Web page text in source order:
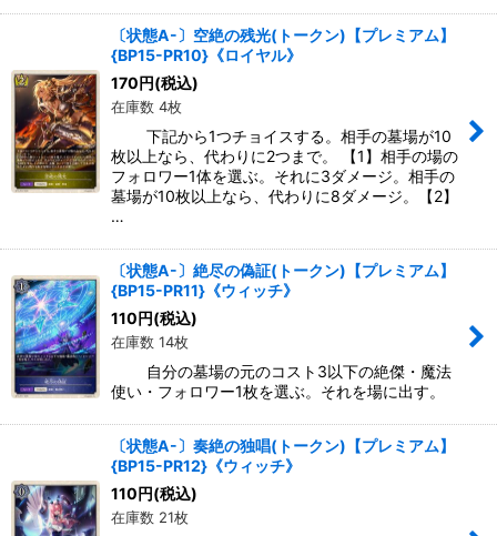
〔状態A-〕空絶の残光(トークン)【プレミアム】
{BP15-PR10}《ロイヤル》
170円(税込)
在庫数 4枚
下記から1つチョイスする。相手の墓場が10
枚以上なら、代わりに2つまで。 【1】相手の場の
フォロワー1体を選ぶ。それに3ダメージ。相手の
墓場が10枚以上なら、代わりに8ダメージ。【2】
…
〔状態A-〕絶尽の偽証(トークン)【プレミアム】
{BP15-PR11}《ウィッチ》
110円(税込)
在庫数 14枚
自分の墓場の元のコスト3以下の絶傑・魔法
使い・フォロワー1枚を選ぶ。それを場に出す。
〔状態A-〕奏絶の独唱(トークン)【プレミアム】
{BP15-PR12}《ウィッチ》
110円(税込)
在庫数 21枚